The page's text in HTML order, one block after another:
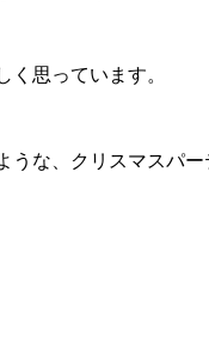
思っています。
な、クリスマスパ